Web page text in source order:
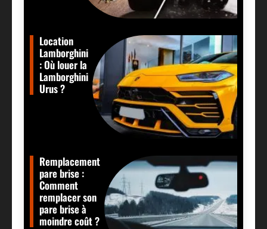
Location
Lamborghini
: Où louer la
Lamborghini
Urus ?
Remplacement
pare brise :
Comment
remplacer son
pare brise à
moindre coût ?